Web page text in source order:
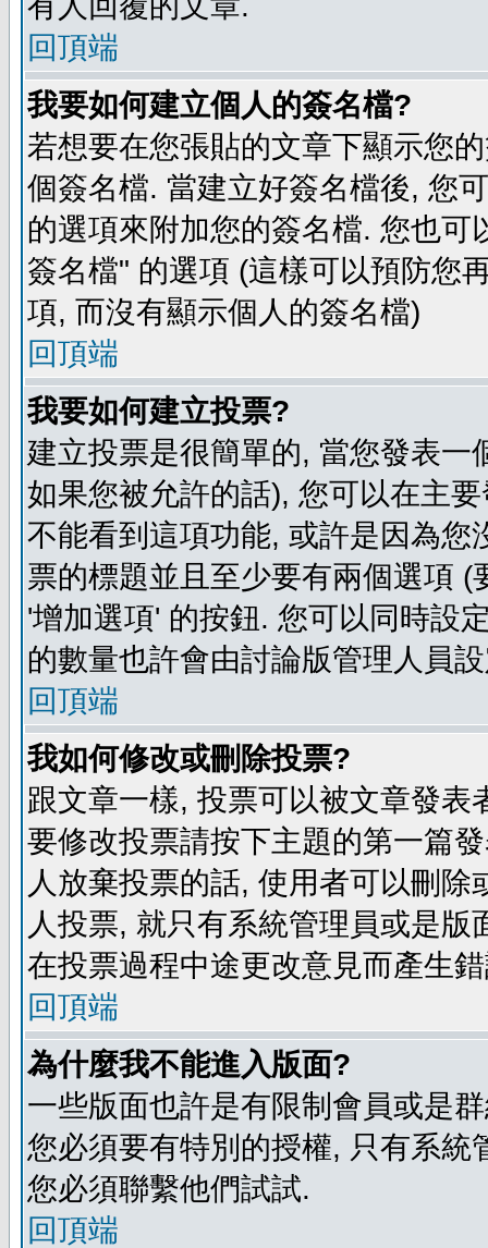
回頂端
我要如何建立個人的簽名檔?
若想要在您張貼的文章下顯示您
個簽名檔. 當建立好簽名檔後, 您
的選項來附加您的簽名檔. 您也
簽名檔" 的選項 (這樣可以預防您
項, 而沒有顯示個人的簽名檔)
回頂端
我要如何建立投票?
建立投票是很簡單的, 當您發表
如果您被允許的話), 您可以在主
不能看到這項功能, 或許是因為
票的標題並且至少要有兩個選項
'增加選項' 的按鈕. 您可以同時設
的數量也許會由討論版管理人員
回頂端
我如何修改或刪除投票?
跟文章一樣, 投票可以被文章發
要修改投票請按下主題的第一篇
人放棄投票的話, 使用者可以刪
人投票, 就只有系統管理員或是
在投票過程中途更改意見而產生
回頂端
為什麼我不能進入版面?
一些版面也許是有限制會員或是
您必須要有特別的授權, 只有系
您必須聯繫他們試試.
回頂端